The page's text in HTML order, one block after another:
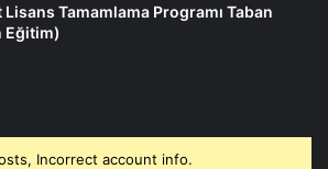
Tamamlama Programı Taban
Eğitim)
Incorrect account info.